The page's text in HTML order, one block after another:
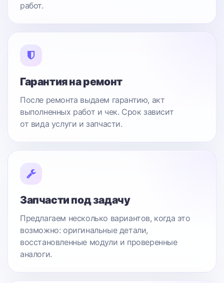
работ.
Гарантия на ремонт
После ремонта выдаем гарантию, акт
выполненных работ и чек. Срок зависит
от вида услуги и запчасти.
Запчасти под задачу
Предлагаем несколько вариантов, когда это
возможно: оригинальные детали,
восстановленные модули и проверенные
аналоги.